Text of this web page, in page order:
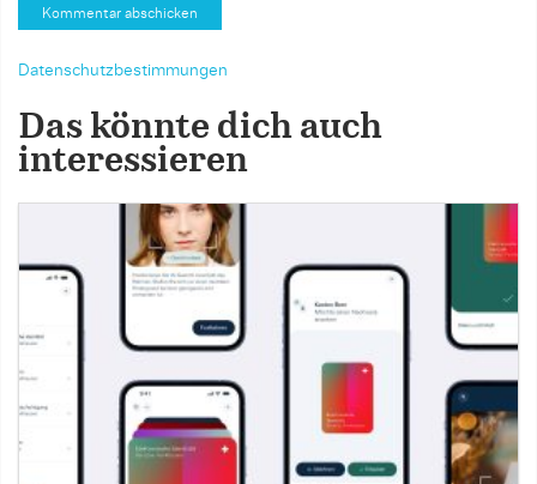
Datenschutzbestimmungen
Das könnte dich auch
interessieren